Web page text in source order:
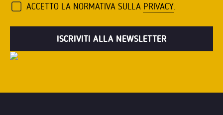
ACCETTO LA NORMATIVA SULLA PRIVACY.